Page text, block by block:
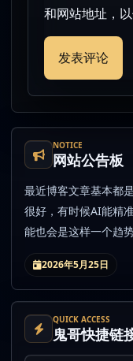
NOTICE
网站公告板
最近博客文章基本都
很好，有时候AI能精
能也会是这样一个趋
2026年5月25日
QUICK ACCESS
鬼哥快捷链
和网站地址，